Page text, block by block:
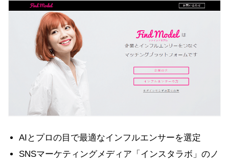
AIとプロの目で最適なインフルエンサーを選定
SNSマーケティングメディア「インスタラボ」のノ